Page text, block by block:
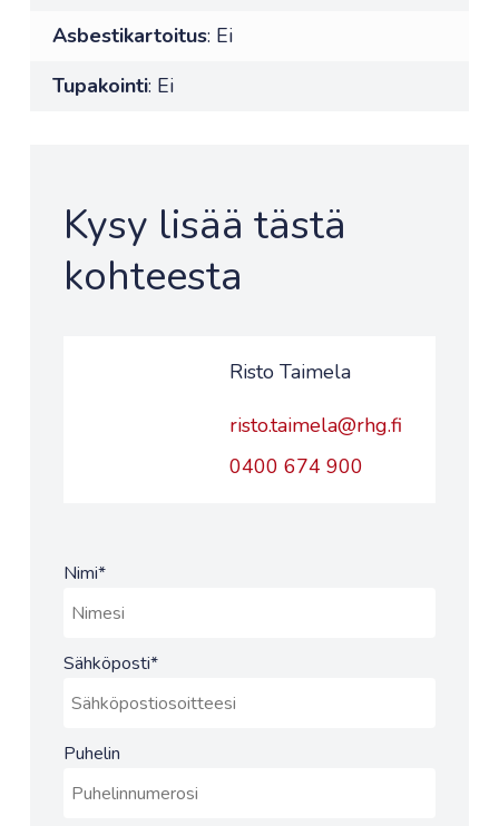
Asbestikartoitus: Ei
Tupakointi: Ei
Kysy lisää tästä
kohteesta
Risto Taimela
risto.taimela@rhg.fi
0400 674 900
Nimi*
Sähköposti*
Puhelin